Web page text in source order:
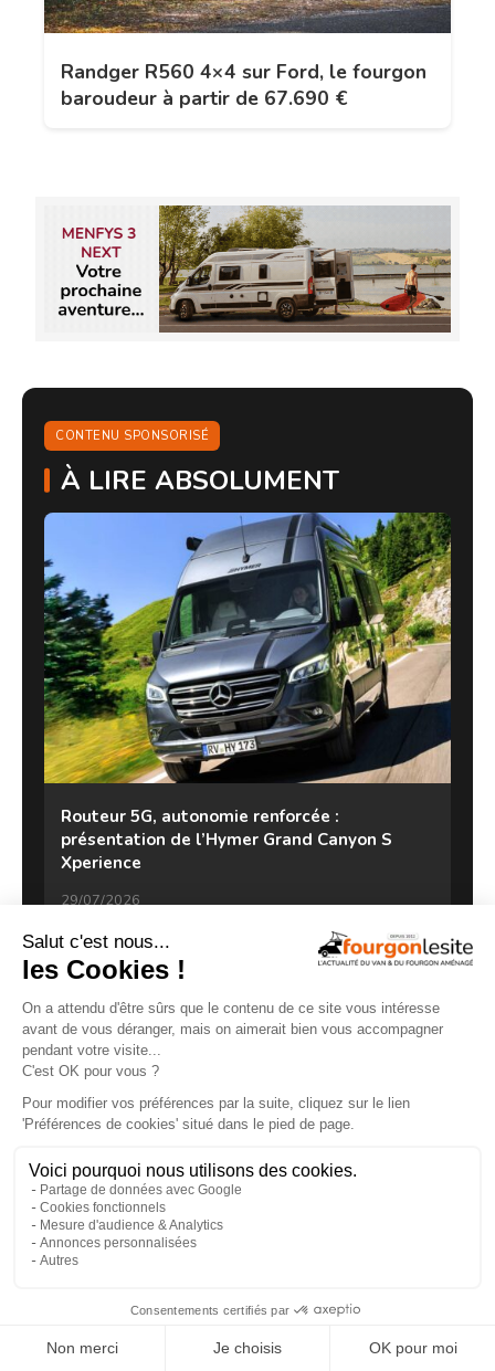
Randger R560 4×4 sur Ford, le fourgon
baroudeur à partir de 67.690 €
CONTENU SPONSORISÉ
À LIRE ABSOLUMENT
Routeur 5G, autonomie renforcée :
présentation de l’Hymer Grand Canyon S
Xperience
29/07/2026
Clever VANS Célébration 600, des astuces et
de belles finitions
18/07/2026